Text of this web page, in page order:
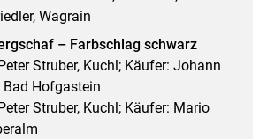
Wagrain
– Farbschlag schwarz
Struber, Kuchl; Käufer: Johann
Bad Hofgastein
Struber, Kuchl; Käufer: Mario